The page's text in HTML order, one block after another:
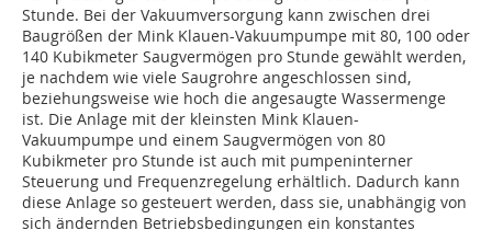
Stunde. Bei der Vakuumversorgung kann zwischen drei
Baugrößen der Mink Klauen-Vakuumpumpe mit 80, 100 oder
140 Kubikmeter Saugvermögen pro Stunde gewählt werden,
je nachdem wie viele Saugrohre angeschlossen sind,
beziehungsweise wie hoch die angesaugte Wassermenge
ist. Die Anlage mit der kleinsten Mink Klauen-
Vakuumpumpe und einem Saugvermögen von 80
Kubikmeter pro Stunde ist auch mit pumpeninterner
Steuerung und Frequenzregelung erhältlich. Dadurch kann
diese Anlage so gesteuert werden, dass sie, unabhängig von
sich ändernden Betriebsbedingungen ein konstantes